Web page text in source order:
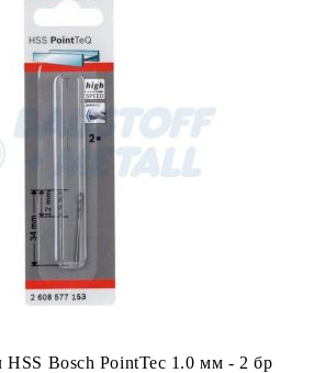
HSS Bosch PointTec 1.0 мм - 2 бр